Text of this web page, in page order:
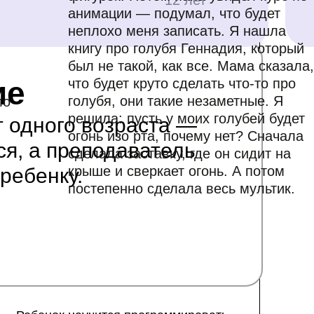
командный и финальный к концу
возраста —
а преподаватель
анимации — подумал, что будет
неплохо меня записать. Я нашла
книгу про голубя Геннадия, который
был не такой, как все. Мама сказала,
что будет круто сделать что-то про
голубя, они такие незаметные. Я
решила: пусть у моих голубей будет
огонь изо рта, почему нет? Сначала
сделала заставку, где он сидит на
крыше и сверкает огонь. А потом
постепенно сделала весь мультик.